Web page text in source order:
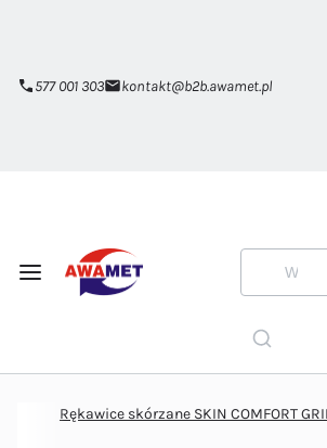
577 001 303
kontakt@b2b.awamet.pl
Rękawice skórzane SKIN COMFORT